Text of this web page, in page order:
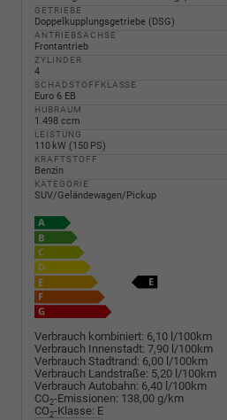
GETRIEBE
Doppelkupplungsgetriebe (DSG)
ANTRIEBSACHSE
Frontantrieb
ZYLINDER
4
SCHADSTOFFKLASSE
Euro 6 EB
HUBRAUM
1.498 ccm
LEISTUNG
110 kW (150 PS)
KRAFTSTOFF
Benzin
KATEGORIE
SUV/Geländewagen/Pickup
Verbrauch kombiniert: 6,10 l/100km
Verbrauch Innenstadt: 7,90 l/100km
Verbrauch Stadtrand: 6,00 l/100km
Verbrauch Landstraße: 5,20 l/100km
Verbrauch Autobahn: 6,40 l/100km
CO2-Emissionen: 138,00 g/km
CO2-Klasse: E